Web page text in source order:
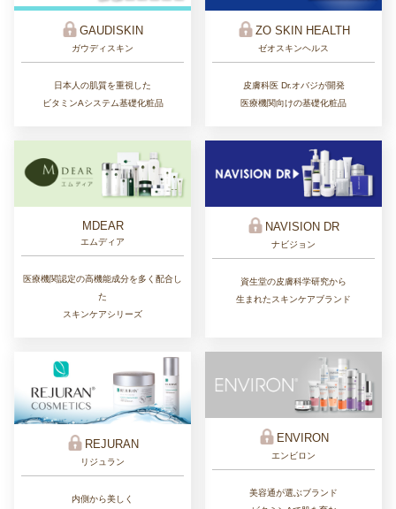
GAUDISKIN
ガウディスキン
日本人の肌質を重視した
ビタミンAシステム基礎化粧品
ZO SKIN HEALTH
ゼオスキンヘルス
皮膚科医 Dr.オバジが開発
医療機関向けの基礎化粧品
MDEAR
エムディア
医療機関認定の高機能成分を多く配合し
た
スキンケアシリーズ
NAVISION DR
ナビジョン
資生堂の皮膚科学研究から
生まれたスキンケアブランド
REJURAN
リジュラン
内側から美しく
ENVIRON
エンビロン
美容通が選ぶブランド